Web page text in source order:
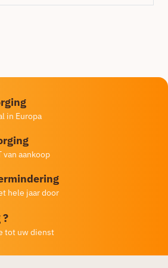
in Europa
van aankoop
hele jaar door
tot uw dienst